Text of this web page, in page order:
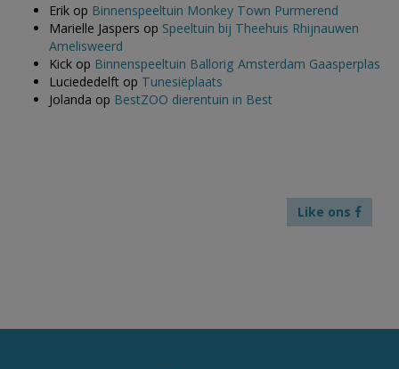
Erik op Binnenspeeltuin Monkey Town Purmerend
Marielle Jaspers op Speeltuin bij Theehuis Rhijnauwen
Amelisweerd
Kick op Binnenspeeltuin Ballorig Amsterdam Gaasperplas
Luciededelft op Tunesiëplaats
Jolanda op BestZOO dierentuin in Best
Like ons